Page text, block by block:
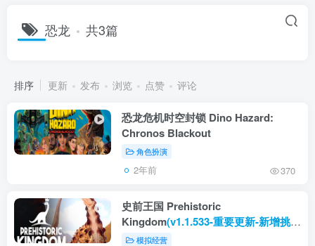
恐龙 共3篇
排序 更新 发布 浏览 点赞 评论
恐龙危机时空封锁 Dino Hazard:
Chronos Blackout
角色扮演
2年前 370
史前王国 Prehistoric
Kingdom(v1.1.533-重要更新-新增挑战
模式)模拟经营